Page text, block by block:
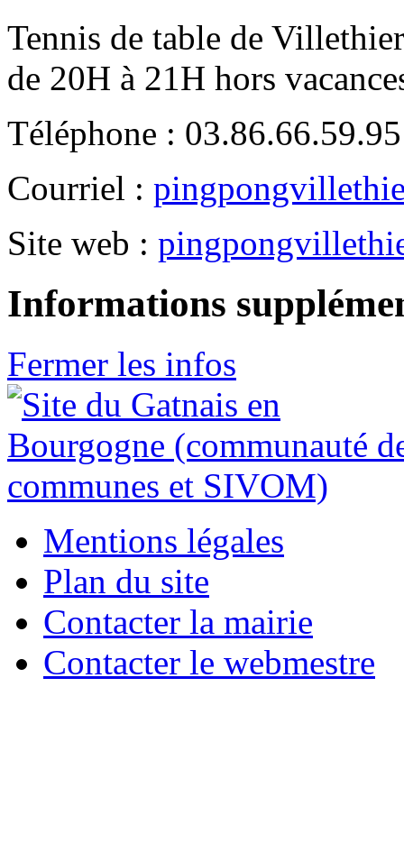
Tennis de table de
de 20H à 21H hors
Téléphone :
Courriel :
Site web :
Informations
Fermer les infos
Mentions légales
Plan du site
Contacter la mairie
Contacter le webmestre